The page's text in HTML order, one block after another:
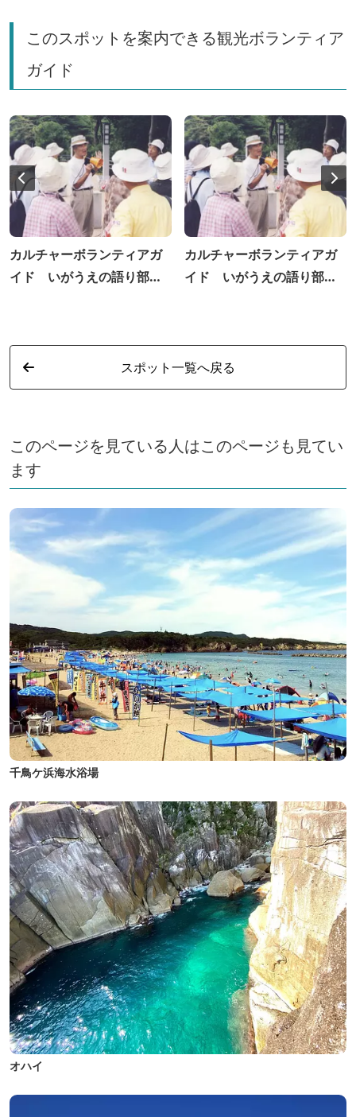
このスポットを案内できる観光ボランティア
ガイド
カルチャーボランティアガ
イド いがうえの語り部の
カルチャーボランティアガ
イド いがうえの語り部の
スポット一覧へ戻る
このページを見ている人はこのページも見てい
ます
千鳥ケ浜海水浴場
オハイ